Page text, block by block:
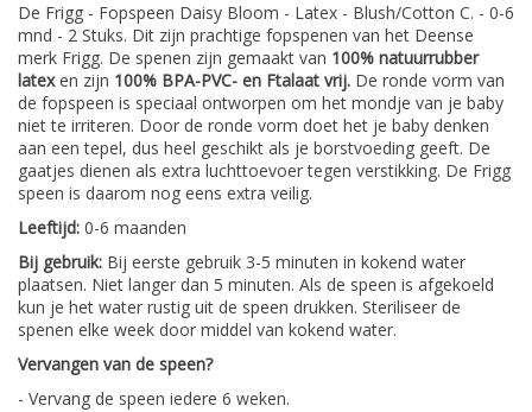
De Frigg - Fopspeen Daisy Bloom - Latex - Blush/Cotton C. - 0-6
mnd - 2 Stuks. Dit zijn prachtige fopspenen van het Deense
merk Frigg. De spenen zijn gemaakt van 100% natuurrubber
latexen zijn 100% BPA-PVC- en Ftalaat vrij. De ronde vorm van
de fopspeen is speciaal ontworpen om het mondje van je baby
niet te irriteren. Door de ronde vorm doet het je baby denken
aan een tepel, dus heel geschikt als je borstvoeding geeft. De
gaatjes dienen als extra luchttoevoer tegen verstikking. De Frigg
speen is daarom nog eens extra veilig.
Leeftijd: 0-6 maanden
Bij gebruik: Bij eerste gebruik 3-5 minuten in kokend water
plaatsen. Niet langer dan 5 minuten. Als de speen is afgekoeld
kun je het water rustig uit de speen drukken. Steriliseer de
spenen elke week door middel van kokend water.
Vervangen van de speen?
- Vervang de speen iedere 6 weken.